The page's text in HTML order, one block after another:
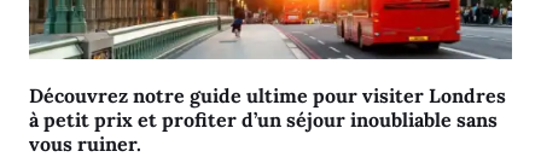
Découvrez notre guide ultime pour visiter Londres
à petit prix et profiter d’un séjour inoubliable sans
vous ruiner.